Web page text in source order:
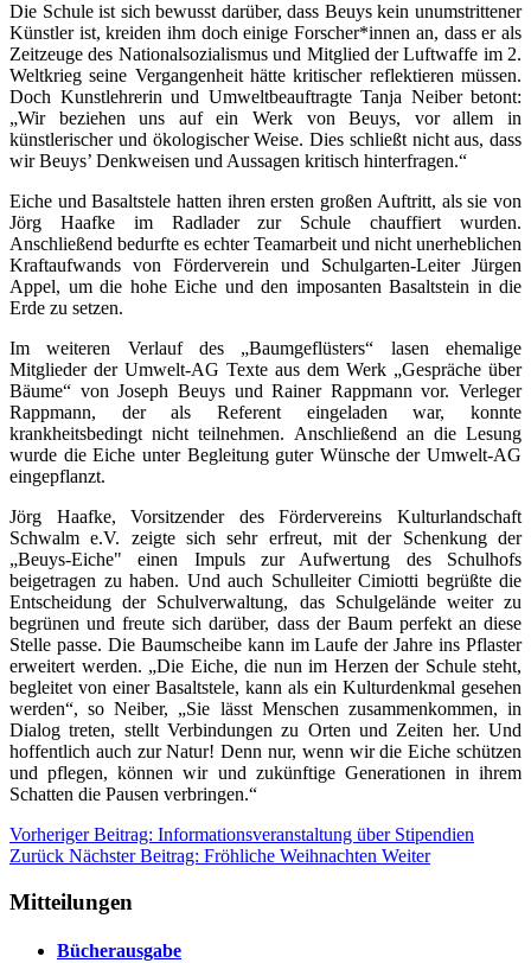
Die Schule ist sich bewusst darüber, dass Beuys kein unumstrittener
Künstler ist, kreiden ihm doch einige Forscher*innen an, dass er als
Zeitzeuge des Nationalsozialismus und Mitglied der Luftwaffe im 2.
Weltkrieg seine Vergangenheit hätte kritischer reflektieren müssen.
Doch Kunstlehrerin und Umweltbeauftragte Tanja Neiber betont:
„Wir beziehen uns auf ein Werk von Beuys, vor allem in
künstlerischer und ökologischer Weise. Dies schließt nicht aus, dass
wir Beuys’ Denkweisen und Aussagen kritisch hinterfragen.“
Eiche und Basaltstele hatten ihren ersten großen Auftritt, als sie von
Jörg Haafke im Radlader zur Schule chauffiert wurden.
Anschließend bedurfte es echter Teamarbeit und nicht unerheblichen
Kraftaufwands von Förderverein und Schulgarten-Leiter Jürgen
Appel, um die hohe Eiche und den imposanten Basaltstein in die
Erde zu setzen.
Im weiteren Verlauf des „Baumgeflüsters“ lasen ehemalige
Mitglieder der Umwelt-AG Texte aus dem Werk „Gespräche über
Bäume“ von Joseph Beuys und Rainer Rappmann vor. Verleger
Rappmann, der als Referent eingeladen war, konnte
krankheitsbedingt nicht teilnehmen. Anschließend an die Lesung
wurde die Eiche unter Begleitung guter Wünsche der Umwelt-AG
eingepflanzt.
Jörg Haafke, Vorsitzender des Fördervereins Kulturlandschaft
Schwalm e.V. zeigte sich sehr erfreut, mit der Schenkung der
„Beuys-Eiche" einen Impuls zur Aufwertung des Schulhofs
beigetragen zu haben. Und auch Schulleiter Cimiotti begrüßte die
Entscheidung der Schulverwaltung, das Schulgelände weiter zu
begrünen und freute sich darüber, dass der Baum perfekt an diese
Stelle passe. Die Baumscheibe kann im Laufe der Jahre ins Pflaster
erweitert werden. „Die Eiche, die nun im Herzen der Schule steht,
begleitet von einer Basaltstele, kann als ein Kulturdenkmal gesehen
werden“, so Neiber, „Sie lässt Menschen zusammenkommen, in
Dialog treten, stellt Verbindungen zu Orten und Zeiten her. Und
hoffentlich auch zur Natur! Denn nur, wenn wir die Eiche schützen
und pflegen, können wir und zukünftige Generationen in ihrem
Schatten die Pausen verbringen.“
Vorheriger Beitrag: Informationsveranstaltung über Stipendien
Zurück Nächster Beitrag: Fröhliche Weihnachten Weiter
Mitteilungen
Bücherausgabe